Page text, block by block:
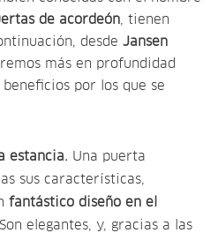
de acordeón, tienen
desdeJansen
más en profundidad
por los que se
estancia. Una puerta
sus características,
fantástico diseño en el
elegantes, y, gracias a las